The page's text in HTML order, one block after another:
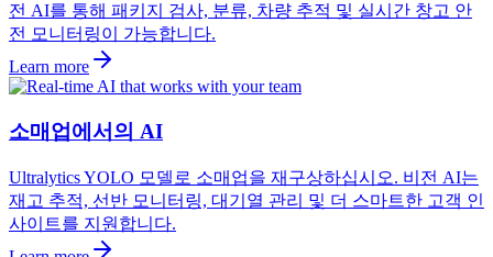
전 AI를 통해 패키지 검사, 분류, 차량 추적 및 실시간 창고 안
전 모니터링이 가능합니다.
Learn more
소매업에서의 AI
Ultralytics YOLO 모델로 소매업을 재구상하십시오. 비전 AI는
재고 추적, 선반 모니터링, 대기열 관리 및 더 스마트한 고객 인
사이트를 지원합니다.